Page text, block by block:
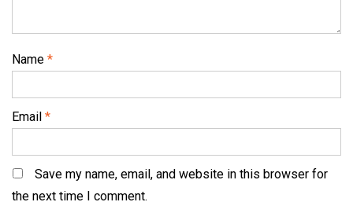
Name *
Email *
Save my name, email, and website in this browser for
the next time I comment.